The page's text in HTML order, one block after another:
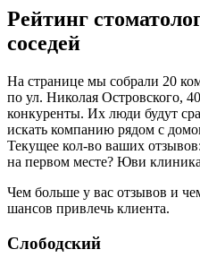
Рейтинг
соседей
На странице мы собрали 20
по ул. Николая Островского,
конкуренты. Их люди будут
искать компанию рядом с
Текущее кол-во ваших
на первом месте? Юви
Чем больше у вас отзывов и
шансов привлечь клиента.
Слободский